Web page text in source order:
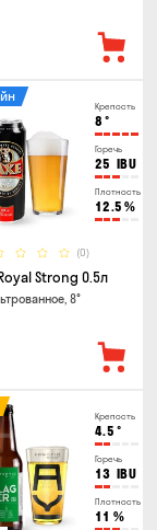
Крепость
8 °
Горечь
25 IBU
Плотность
12.5 %
(0)
Strong 0.5л
8°
Крепость
4.5 °
Горечь
13 IBU
Плотность
11 %